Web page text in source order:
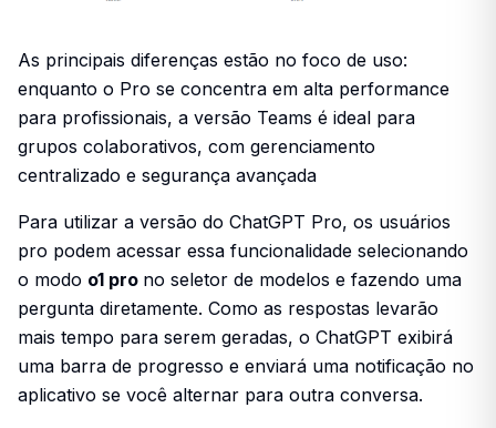
As principais diferenças estão no foco de uso:
enquanto o Pro se concentra em alta performance
para profissionais, a versão Teams é ideal para
grupos colaborativos, com gerenciamento
centralizado e segurança avançada
Para utilizar a versão do ChatGPT Pro, os usuários
pro podem acessar essa funcionalidade selecionando
o modo o1 pro no seletor de modelos e fazendo uma
pergunta diretamente. Como as respostas levarão
mais tempo para serem geradas, o ChatGPT exibirá
uma barra de progresso e enviará uma notificação no
aplicativo se você alternar para outra conversa.